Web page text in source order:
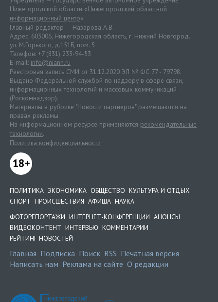
Нижегородской области «Нижегородский областной
информационный центр»
Главный редактор — Назарова А.В.
Адрес: 603006, Нижегородская область, г. Нижний Новгород.
ул. М.Горького, д.151Б, пом. 5
Телефон: +7 (831) 233-94-53
E-mail: info@niann.ru
Реестровая запись СМИ от 31.12.2020 ЭЛ № ФС 77 - 79798.
Выдано Федеральной службой по надзору в сфере связи,
информационных технологий и массовых коммуникаций
(Роскомнадзор).
Материалы в рубрике "Новости партнеров" размещаются на
правах рекламы.
На информационном ресурсе применяются рекомендательные
технологии.
Политика конфиденциальности
18+
ПОЛИТИКА ЭКОНОМИКА ОБЩЕСТВО КУЛЬТУРА И ОТДЫХ
СПОРТ ПРОИСШЕСТВИЯ АФИША НАУКА
ФОТОРЕПОРТАЖИ ИНТЕРНЕТ-КОНФЕРЕНЦИИ АНОНСЫ
ВИДЕОКОНТЕНТ ИНТЕРВЬЮ КОММЕНТАРИИ
РЕЙТИНГ НОВОСТЕЙ
Главная Подписка Поиск RSS Печатная версия
Написать нам Реклама на сайте О редакции